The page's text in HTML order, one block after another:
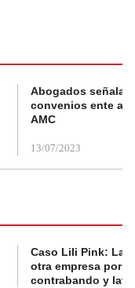
Abogados
convenios ente
AMC
13/07/2023
Caso Lili Pink: La
otra empresa por
contrabando y